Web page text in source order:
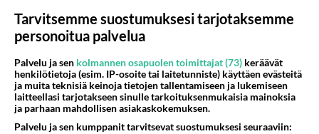
Tätä et nähnyt tv:ssä: Frederik paljastaa - Totuus
Farmi Suomi: Kokeeko Frederik, 81, saman
kohtalon kuin ikämies Danny?
Tarvitsemme suostumuksesi tarjotaksemme
personoitua palvelua
Palvelu ja sen kolmannen osapuolen toimittajat (73) keräävät
henkilötietoja (esim. IP-osoite tai laitetunniste) käyttäen evästeitä
ja muita teknisiä keinoja tietojen tallentamiseen ja lukemiseen
laitteellasi tarjotakseen sinulle tarkoituksenmukaisia mainoksia
ja parhaan mahdollisen asiakaskokemuksen.
Palvelu ja sen kumppanit tarvitsevat suostumuksesi seuraaviin: